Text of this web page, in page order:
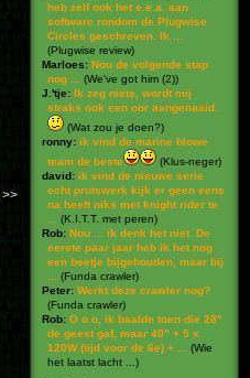
heb zelf ook het e.e.a. aan
software rondom de Plugwise
Circles geschreven. Ik ...
(Plugwise review)
Marloes: Nou de volgende stap
nog ...
(We've got him (2))
J.'tje: Ik zeg niets, wordt mij
straks ook een oor aangenaaid.
(Wat zou je doen?)
ronny: ik vind de marine blowe
team de beste
(Klus-neger)
david: ik vind de nieuwe serie
echt prutswerk kijk er geen eens
na heeft niks met knight rider te
(K.I.T.T. met peren)
Rob: Nou ... ik denk het niet. De
eerste paar jaar heb ik het nog
een beetje bijgehouden, maar bij
(Funda crawler)
Peter: Werkt deze crawler nog?
(Funda crawler)
Rob: O o o, ik baalde toen die 28"
de geest gaf, maar 40" + 5 x
120W (tijd voor de 6e) + ...
(Wie
het laatst lacht ... )